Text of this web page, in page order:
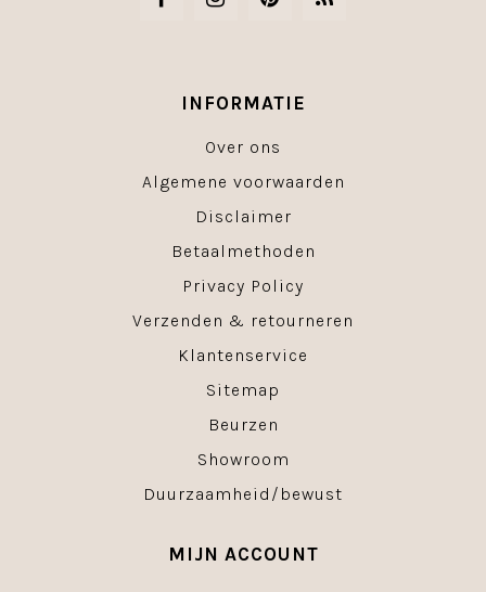
INFORMATIE
Over ons
Algemene voorwaarden
Disclaimer
Betaalmethoden
Privacy Policy
Verzenden & retourneren
Klantenservice
Sitemap
Beurzen
Showroom
Duurzaamheid/bewust
MIJN ACCOUNT